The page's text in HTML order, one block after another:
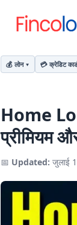
💰 लोन 💳 क्रेडिट
Home
प्रीमियम
📅 Updated: जुलाई